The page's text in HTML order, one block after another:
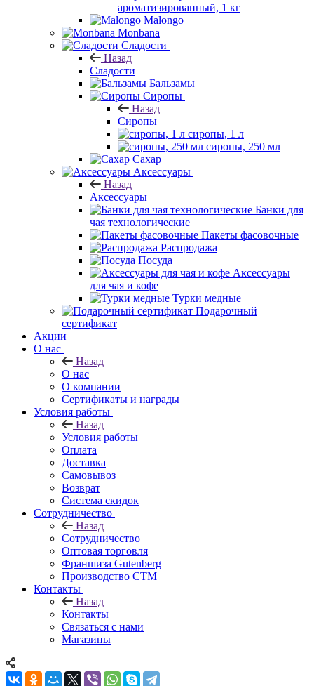
ароматизированный, 1 кг
Malongo
Monbana
Сладости
Назад
Сладости
Бальзамы
Сиропы
Назад
Сиропы
сиропы, 1 л
сиропы, 250 мл
Сахар
Аксессуары
Назад
Аксессуары
Банки для
чая технологические
Пакеты фасовочные
Распродажа
Посуда
Аксессуары
для чая и кофе
Турки медные
Подарочный
сертификат
Акции
О нас
Назад
О нас
О компании
Сертификаты и награды
Условия работы
Назад
Условия работы
Оплата
Доставка
Самовывоз
Возврат
Система скидок
Сотрудничество
Назад
Сотрудничество
Оптовая торговля
Франшиза Gutenberg
Производство СТМ
Контакты
Назад
Контакты
Связаться с нами
Магазины